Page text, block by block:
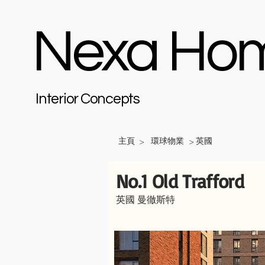
Nexa
Interior Concepts
主頁 > 環球物業 >英國
No.1 Old Trafford
英國 曼徹斯特